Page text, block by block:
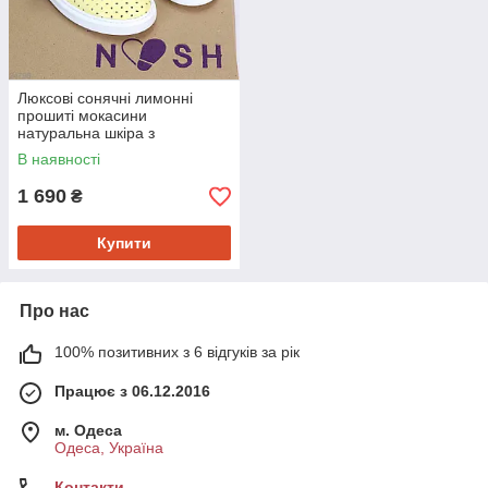
Люксові сонячні лимонні
прошиті мокасини
натуральна шкіра з
перфорацією 39
В наявності
1 690 ₴
Купити
Про нас
100% позитивних з 6 відгуків за рік
Працює з 06.12.2016
м. Одеса
Одеса, Україна